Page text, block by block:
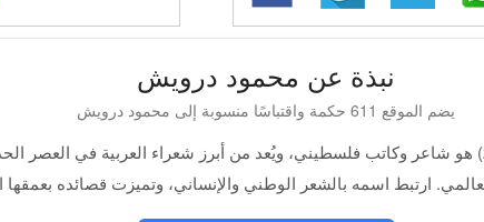
نبذة عن محمود درويش
يضم الموقع 611 حكمة واقتباسًا منسوبة إلى محمود درويش
محمود درويش (1941–2008) هو شاعر وكاتب فلسطيني، ويُعد من أبرز شعراء العربية في